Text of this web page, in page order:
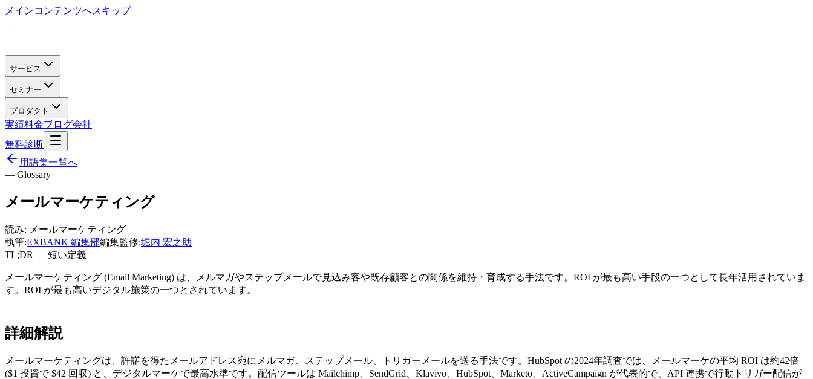
メインコンテンツへスキップ
サービス
セミナー
プロダクト
実績料金ブログ会社
無料診断
用語集一覧へ
— Glossary
メールマーケティング
読み: メールマーケティング
執筆:EXBANK 編集部編集監修:堀内 宏之助
TL;DR — 短い定義
メールマーケティング (Email Marketing) は、メルマガやステップメールで見込み客や既存顧客との関係を維持・育成する手法です。ROI が最も高い手段の一つとして長年活用されていま
す。ROI が最も高いデジタル施策の一つとされています。
詳細解説
メールマーケティングは、許諾を得たメールアドレス宛にメルマガ、ステップメール、トリガーメールを送る手法です。HubSpot の2024年調査では、メールマーケの平均 ROI は約42倍
($1 投資で $42 回収) と、デジタルマーケで最高水準です。配信ツールは Mailchimp、SendGrid、Klaviyo、HubSpot、Marketo、ActiveCampaign が代表的で、API 連携で行動トリガー配信が